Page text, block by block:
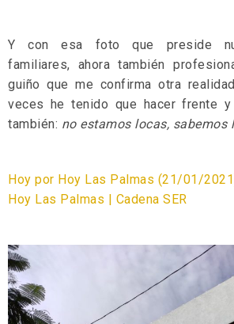
Y con esa foto que preside
familiares, ahora también
guiño que me confirma otra
veces he tenido que hacer frente
también: no estamos locas, sabemos
Hoy por Hoy Las Palmas (21/01/
Hoy Las Palmas | Cadena SER